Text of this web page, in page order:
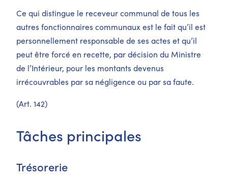
Ce qui distingue le receveur communal de tous les
autres fonctionnaires communaux est le fait qu’il est
personnellement responsable de ses actes et qu’il
peut être forcé en recette, par décision du Ministre
de l’Intérieur, pour les montants devenus
irrécouvrables par sa négligence ou par sa faute.
(Art. 142)
Tâches principales
Trésorerie